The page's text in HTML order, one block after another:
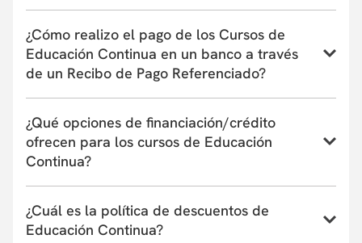
programa o taller de Educación Continua aquí
¿Cómo realizo el pago de los Cursos de
Educación Continua en un banco a través
de un Recibo de Pago Referenciado?
un Recibo de Pago Referenciado aquí
¿Qué opciones de financiación/crédito
ofrecen para los cursos de Educación
Continua?
entidades financieras que ofrecen financiación de
uno a seis meses. Estas entidades pueden cubrir
¿Cuál es la política de descuentos de
Educación Continua?